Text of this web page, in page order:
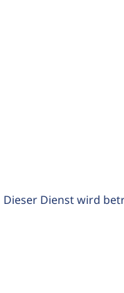
Dieser Dienst wird